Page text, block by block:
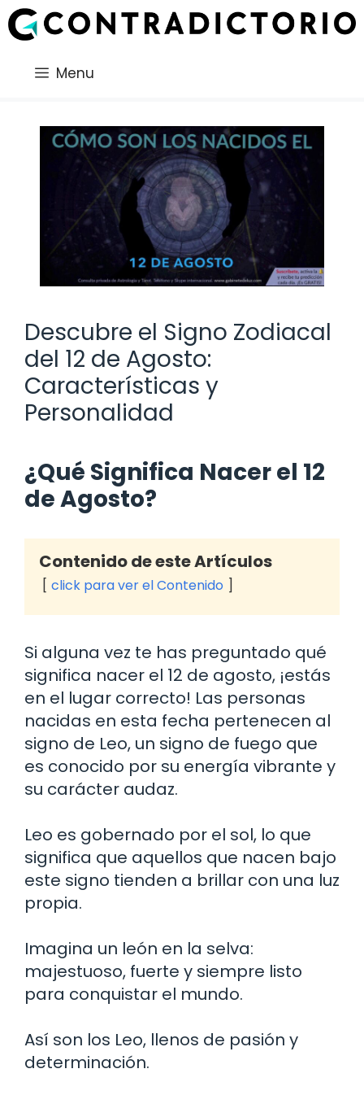
Saltar
al
Menu
Descubre el Signo Zodiacal
del 12 de Agosto:
Características y
Personalidad
¿Qué Significa Nacer el 12
de Agosto?
Contenido de este Artículos
click para ver el Contenido
Si alguna vez te has preguntado qué
significa nacer el 12 de agosto, ¡estás
en el lugar correcto! Las personas
nacidas en esta fecha pertenecen al
signo de Leo, un signo de fuego que
es conocido por su energía vibrante y
su carácter audaz.
Leo es gobernado por el sol, lo que
significa que aquellos que nacen bajo
este signo tienden a brillar con una luz
propia.
Imagina un león en la selva:
majestuoso, fuerte y siempre listo
para conquistar el mundo.
Así son los Leo, llenos de pasión y
determinación.